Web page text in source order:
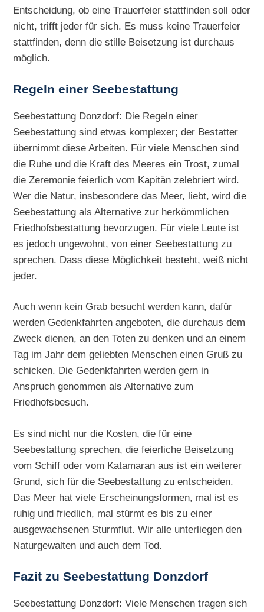
Entscheidung, ob eine Trauerfeier stattfinden soll oder
nicht, trifft jeder für sich. Es muss keine Trauerfeier
stattfinden, denn die stille Beisetzung ist durchaus
möglich.
Regeln einer Seebestattung
Seebestattung Donzdorf: Die Regeln einer
Seebestattung sind etwas komplexer; der Bestatter
übernimmt diese Arbeiten. Für viele Menschen sind
die Ruhe und die Kraft des Meeres ein Trost, zumal
die Zeremonie feierlich vom Kapitän zelebriert wird.
Wer die Natur, insbesondere das Meer, liebt, wird die
Seebestattung als Alternative zur herkömmlichen
Friedhofsbestattung bevorzugen. Für viele Leute ist
es jedoch ungewohnt, von einer Seebestattung zu
sprechen. Dass diese Möglichkeit besteht, weiß nicht
jeder.
Auch wenn kein Grab besucht werden kann, dafür
werden Gedenkfahrten angeboten, die durchaus dem
Zweck dienen, an den Toten zu denken und an einem
Tag im Jahr dem geliebten Menschen einen Gruß zu
schicken. Die Gedenkfahrten werden gern in
Anspruch genommen als Alternative zum
Friedhofsbesuch.
Es sind nicht nur die Kosten, die für eine
Seebestattung sprechen, die feierliche Beisetzung
vom Schiff oder vom Katamaran aus ist ein weiterer
Grund, sich für die Seebestattung zu entscheiden.
Das Meer hat viele Erscheinungsformen, mal ist es
ruhig und friedlich, mal stürmt es bis zu einer
ausgewachsenen Sturmflut. Wir alle unterliegen den
Naturgewalten und auch dem Tod.
Fazit zu Seebestattung Donzdorf
Seebestattung Donzdorf: Viele Menschen tragen sich